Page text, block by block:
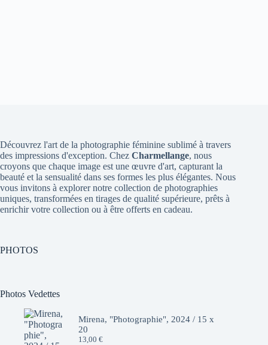
Découvrez l'art de la photographie féminine sublimé à travers
des impressions d'exception. Chez Charmellange, nous
croyons que chaque image est une œuvre d'art, capturant la
beauté et la sensualité dans ses formes les plus élégantes. Nous
vous invitons à explorer notre collection de photographies
uniques, transformées en tirages de qualité supérieure, prêts à
enrichir votre collection ou à être offerts en cadeau.
PHOTOS
Photos Vedettes
Mirena, "Photographie", 2024 / 15 x
20
13,00 €